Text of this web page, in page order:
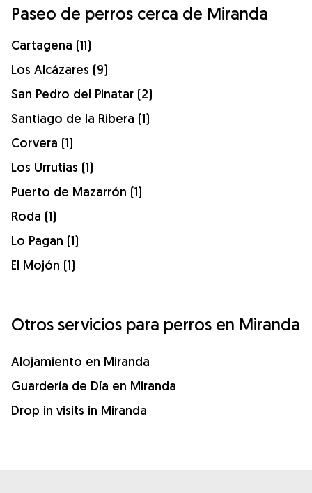
Paseo de perros cerca de Miranda
Cartagena (11)
Los Alcázares (9)
San Pedro del Pinatar (2)
Santiago de la Ribera (1)
Corvera (1)
Los Urrutias (1)
Puerto de Mazarrón (1)
Roda (1)
Lo Pagan (1)
El Mojón (1)
Otros servicios para perros en Miranda
Alojamiento en Miranda
Guardería de Día en Miranda
Drop in visits in Miranda